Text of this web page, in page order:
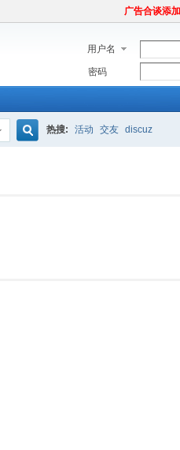
广告合谈添
用户名
密码
热搜: 活动 交友 discuz